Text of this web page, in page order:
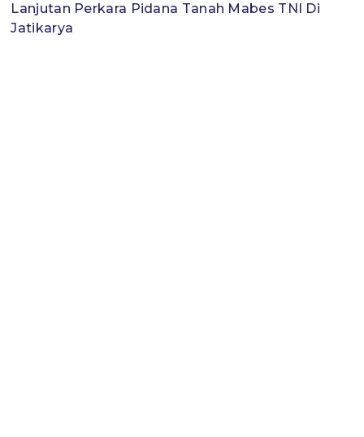
Lanjutan Perkara Pidana Tanah Mabes TNI Di
Jatikarya